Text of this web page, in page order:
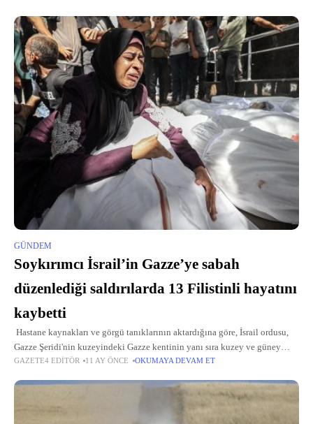
GÜNDEM
Soykırımcı İsrail’in Gazze’ye sabah
düzenlediği saldırılarda 13 Filistinli hayatını
kaybetti
Hastane kaynakları ve görgü tanıklarının aktardığına göre, İsrail ordusu,
Gazze Şeridi'nin kuzeyindeki Gazze kentinin yanı sıra kuzey ve güney
bölgelerinde evleri, çadırları ve sivillerin toplandığı alanları hedef aldı.
GAZETE4 EDITÖR 11 AY ÖNCE OKUMAYA DEVAM ET